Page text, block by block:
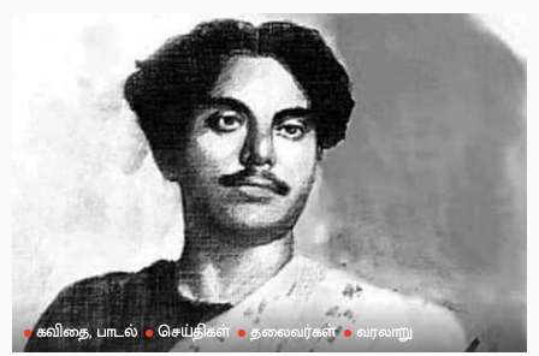
கவிதை, பாடல் செய்திகள் தலைவர்கள் வரலாறு